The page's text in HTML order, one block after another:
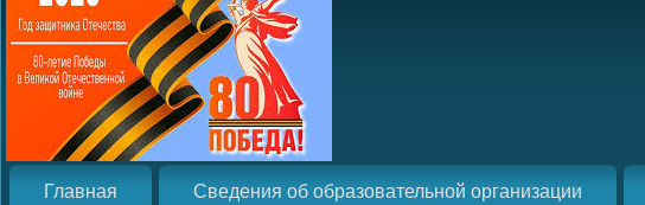
Главная Сведения об образовательной организации